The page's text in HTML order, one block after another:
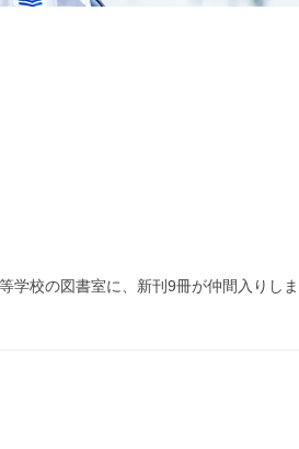
学校の図書室に、新刊9冊が仲間入りし